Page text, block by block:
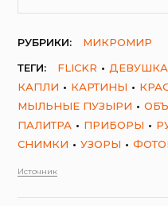
РУБРИКИ:
МИКРОМИР
ТЕГИ:
FLICKR ДЕВУШКА
КАПЛИ
КАРТИНЫ
МЫЛЬНЫЕ ПУЗЫРИ
ПАЛИТРА
ПРИБОРЫ
СНИМКИ
УЗОРЫ
Источник